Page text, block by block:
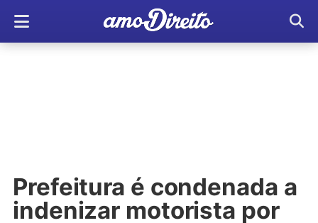
Prefeitura é condenada a
indenizar motorista por